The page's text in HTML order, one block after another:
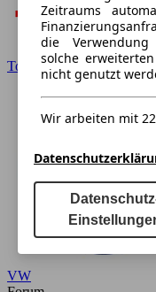
Toyota
VW
Zeitraums
die Verwendung
solche
nicht genutzt
Wir arbeiten mit